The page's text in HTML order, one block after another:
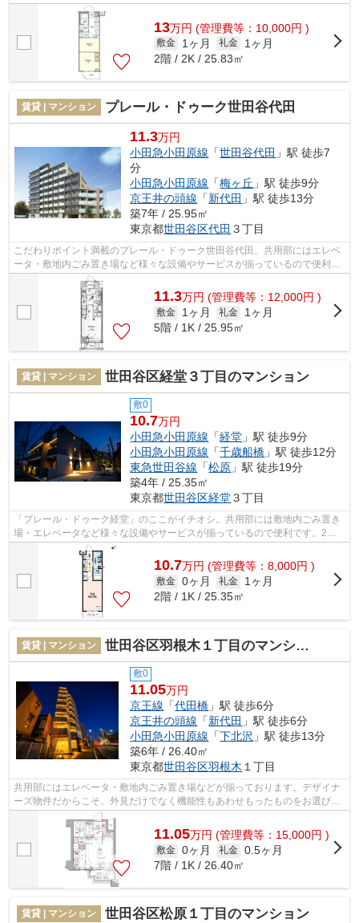
備やサービスが揃っているので便利で...
13万円 (管理費等：10,000円 )
敷金 1ヶ月 礼金
1ヶ月
2階 / 2K / 25.83㎡
賃貸 | マンション プレール・ドゥーク世田谷代田
11.3万円
小田急小田原線 「世田谷代田 」駅 徒歩7
分
小田急小田原線 「梅ヶ丘 」駅 徒歩9分
京王井の頭線 「新代田 」駅 徒歩13分
築7年 / 25.95㎡
東京都世田谷区代田 ３丁目
こだわりポイント満載のプレール・ドゥーク世田谷代田。共用部にはエレベ
ータ・敷地内ごみ置き場など様々な設備やサービスが揃っているので便利で
す。周辺に2駅あるので電車通勤しやす...
11.3万円 (管理費等：12,000円 )
敷金 1ヶ月 礼金
1ヶ月
5階 / 1K / 25.95㎡
賃貸 | マンション 世田谷区経堂３丁目のマンション
敷0
10.7万円
小田急小田原線 「経堂 」駅 徒歩9分
小田急小田原線 「千歳船橋 」駅 徒歩12分
東急世田谷線 「松原 」駅 徒歩19分
築4年 / 25.35㎡
東京都世田谷区経堂３丁目
「プレール・ドゥーク経堂」のここがイチオシ。共用部には敷地内ごみ置き
場・エレベータなど様々な設備やサービスが揃っているので便利です。2駅
利用可能な物件で移動範囲が広がります...
10.7万円 (管理費等：8,000円 )
敷金 0ヶ月 礼金
1ヶ月
2階 / 1K / 25.35㎡
賃貸 | マンション 世田谷区羽根木１丁目のマンション
敷0
11.05万円
京王線 「代田橋 」駅 徒歩6分
京王井の頭線 「新代田 」駅 徒歩6分
小田急小田原線 「下北沢 」駅 徒歩13分
築6年 / 26.40㎡
東京都世田谷区羽根木 １丁目
共用部にはエレベータ・敷地内ごみ置き場などが揃っております。デザイナ
ーズ物件だからこそ、外見だけでなく機能性もあわせもったものをお選びく
ださい。外観タイル張りは、長期にわ...
11.05万円 (管理費等：15,000円 )
敷金 0ヶ月 礼金 0.5ヶ月
7階 / 1K / 26.40㎡
賃貸 | マンション 世田谷区松原１丁目のマンション